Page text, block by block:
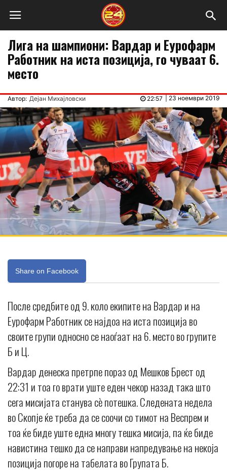
Лига на шампиони: Вардар и Еурофарм
Работник на иста позиција, го чуваат 6.
место
Автор: Дејан Михајловски 23 ноември 2019
22:57
Share on Facebook
После средбите од 9. коло екипите на Вардар и на
Еурофарм Работник се најдоа на иста позиција во
своите групи односно се наоѓаат на 6. место во групите
Б и Ц.
Вардар денеска претрпе пораз од Мешков Брест од
22:31 и тоа го врати уште еден чекор назад така што
сега мисијата станува сè потешка. Следената недела
во Скопје ќе треба да се соочи со тимот на Веспрем и
тоа ќе биде уште една многу тешка мисија, па ќе биде
навистина тешко да се направи напредување на некоја
позиција погоре на табелата во Групата Б.